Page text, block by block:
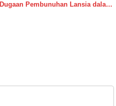
Dugaan Pembunuhan Lansia dalam